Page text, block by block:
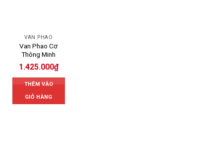
VAN PHAO
Van Phao Cơ
Thông Minh
1.425.000₫
THÊM VÀO
GIỎ HÀNG